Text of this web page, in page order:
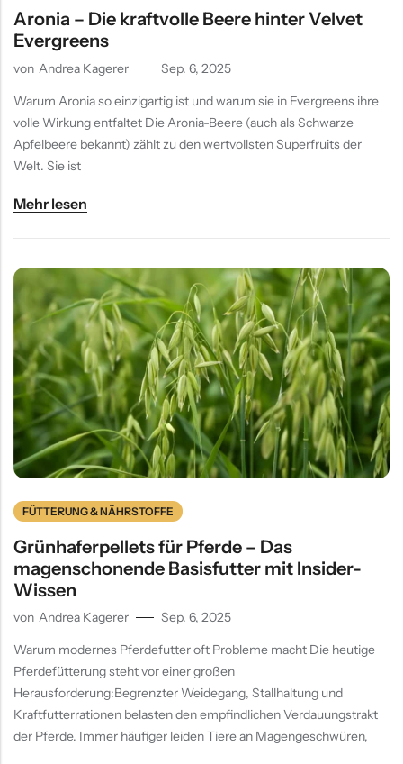
Aronia – Die kraftvolle Beere hinter Velvet
Evergreens
von Andrea Kagerer
Sep. 6, 2025
Warum Aronia so einzigartig ist und warum sie in Evergreens ihre
volle Wirkung entfaltet Die Aronia-Beere (auch als Schwarze
Apfelbeere bekannt) zählt zu den wertvollsten Superfruits der
Welt. Sie ist
Mehr lesen
FÜTTERUNG & NÄHRSTOFFE
Grünhaferpellets für Pferde – Das
magenschonende Basisfutter mit Insider-
Wissen
von Andrea Kagerer
Sep. 6, 2025
Warum modernes Pferdefutter oft Probleme macht Die heutige
Pferdefütterung steht vor einer großen
Herausforderung:Begrenzter Weidegang, Stallhaltung und
Kraftfutterrationen belasten den empfindlichen Verdauungstrakt
der Pferde. Immer häufiger leiden Tiere an Magengeschwüren,